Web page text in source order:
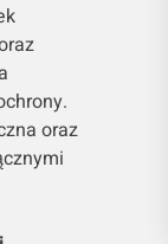
oraz